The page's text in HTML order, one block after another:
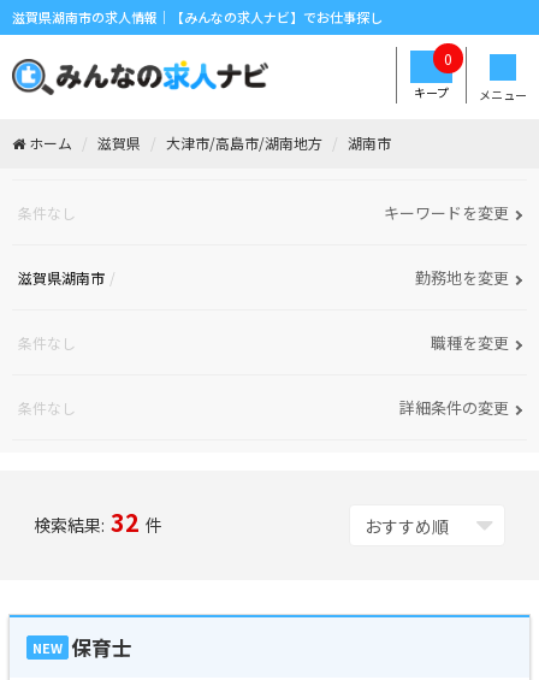
滋賀県湖南市の求人情報｜【みんなの求人ナビ】でお仕事探し
メニュー
キープ
0
ホーム 滋賀県 大津市/高島市/湖南地方 湖南市
条件なし キーワードを変更
滋賀県湖南市 勤務地を変更
条件なし 職種を変更
条件なし 詳細条件の変更
検索結果: 32 件
NEW 保育士